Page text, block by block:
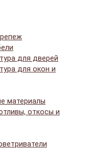
для дверей
для окон и
материалы
откосы и